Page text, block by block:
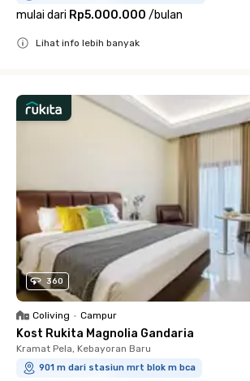
mulai dari Rp5.000.000 /bulan
Lihat info lebih banyak
360
Coliving • Campur
Kost Rukita Magnolia Gandaria
Kramat Pela, Kebayoran Baru
901 m dari stasiun mrt blok m bca